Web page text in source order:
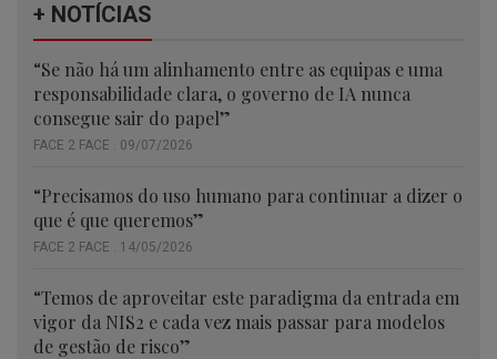
+ NOTÍCIAS
“Se não há um alinhamento entre as equipas e uma
responsabilidade clara, o governo de IA nunca
consegue sair do papel”
FACE 2 FACE . 09/07/2026
“Precisamos do uso humano para continuar a dizer o
que é que queremos”
FACE 2 FACE . 14/05/2026
“Temos de aproveitar este paradigma da entrada em
vigor da NIS2 e cada vez mais passar para modelos
de gestão de risco”